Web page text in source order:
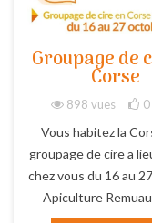
Groupage de
Corse
898 vues 0
Vous habitez la
groupage de cire a
chez vous du 16 au
Apiculture